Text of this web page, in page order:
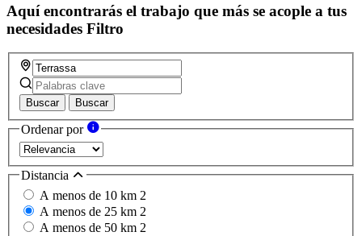
Aquí encontrarás el trabajo que más se acople a tus
necesidades Filtro
Buscar Buscar
Ordenar por
Distancia
A menos de 10 km 2
A menos de 25 km 2
A menos de 50 km 2